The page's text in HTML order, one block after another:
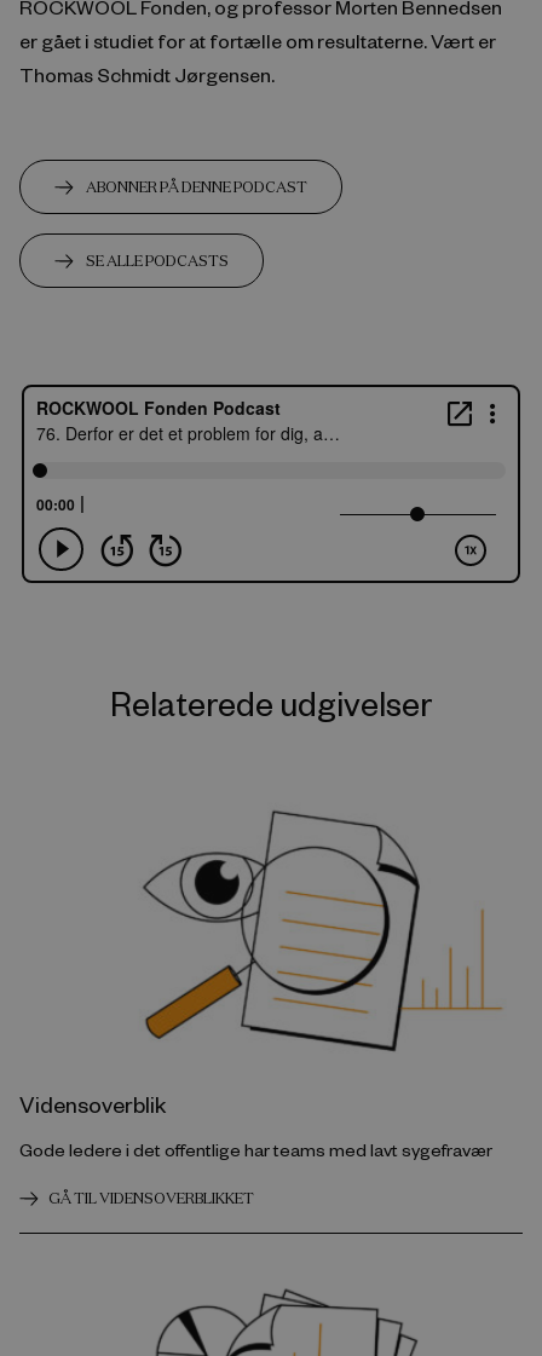
ROCKWOOL Fonden, og professor Morten Bennedsen
er gået i studiet for at fortælle om resultaterne. Vært er
Thomas Schmidt Jørgensen.
ABONNER PÅ DENNE PODCAST
SE ALLE PODCASTS
Relaterede udgivelser
Vidensoverblik
Gode ledere i det offentlige har teams med lavt sygefravær
GÅ TIL VIDENSOVERBLIKKET